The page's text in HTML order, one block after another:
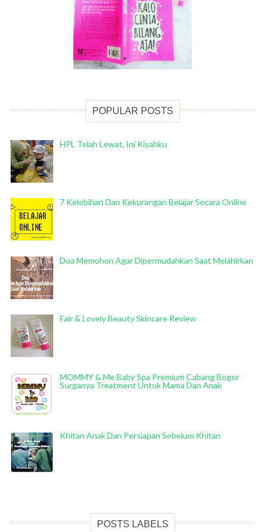
POPULAR POSTS
HPL Telah Lewat, Ini Kisahku
7 Kelebihan Dan Kekurangan Belajar Secara Online
Doa Memohon Agar Dipermudahkan Saat Melahirkan
Fair & Lovely Beauty Skincare Review
MOMMY & Me Baby Spa Premium Cabang Bogor
Surganya Treatment Untuk Mama Dan Anak
Khitan Anak Dan Persiapan Sebelum Khitan
POSTS LABELS